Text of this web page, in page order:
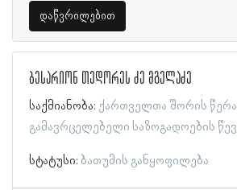
დაწვრილებით
ბესარიონ თედორეს ძე მგელაძე
საქმიანობა: ქართველთა შორის
გამავრცელებელი საზოგადოების
სტატუსი: ბათუმის განყოფილება